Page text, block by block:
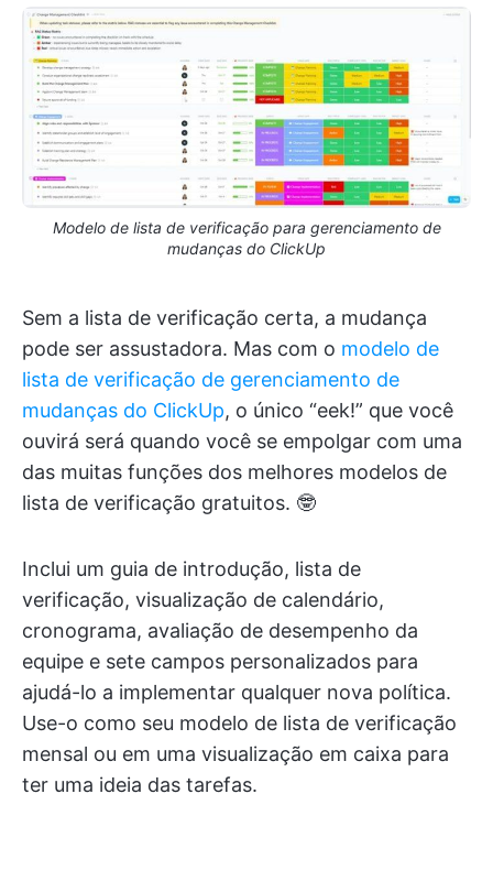
Modelo de lista de verificação para gerenciamento de
mudanças do ClickUp
Sem a lista de verificação certa, a mudança
pode ser assustadora. Mas com o modelo de
lista de verificação de gerenciamento de
mudanças do ClickUp, o único “eek!” que você
ouvirá será quando você se empolgar com uma
das muitas funções dos melhores modelos de
lista de verificação gratuitos. 🤓
Inclui um guia de introdução, lista de
verificação, visualização de calendário,
cronograma, avaliação de desempenho da
equipe e sete campos personalizados para
ajudá-lo a implementar qualquer nova política.
Use-o como seu modelo de lista de verificação
mensal ou em uma visualização em caixa para
ter uma ideia das tarefas.